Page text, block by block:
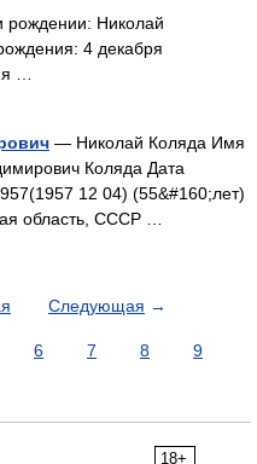
Николай
4 декабря
…
— Николай Коляда Имя
Коляда Дата
12 04) (55&#160;лет)
область, СССР …
Следующая →
6 7 8
9
18+